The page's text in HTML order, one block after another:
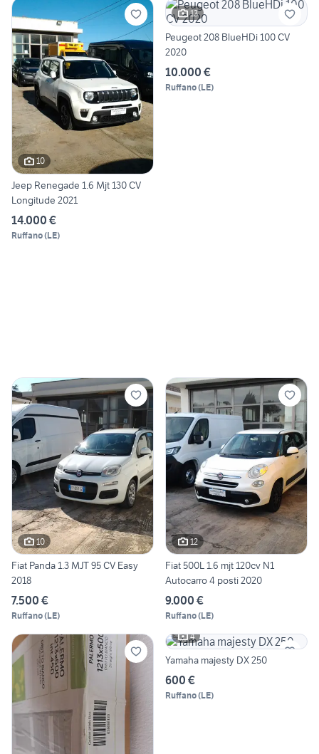
10
Jeep Renegade 1.6 Mjt 130 CV
Longitude 2021
14.000 €
Ruffano(LE)
13
Peugeot 208 BlueHDi 100 CV
2020
10.000 €
Ruffano(LE)
10
Fiat Panda 1.3 MJT 95 CV Easy
2018
7.500 €
Ruffano(LE)
12
Fiat 500L 1.6 mjt 120cv N1
Autocarro 4 posti 2020
9.000 €
Ruffano(LE)
4
Yamaha majesty DX 250
600 €
Ruffano(LE)